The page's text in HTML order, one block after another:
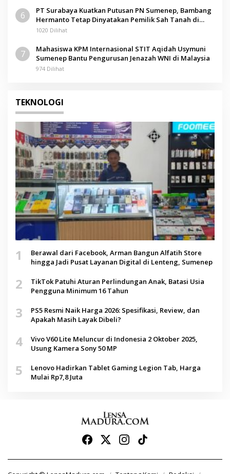
6
PT Surabaya Kuatkan Putusan PN Sumenep, Bambang
Hermanto Tetap Dinyatakan Pemilik Sah Tanah di
Pamolokan
1020 Dilihat
7
Mahasiswa KPM Internasional STIT Aqidah Usymuni
Sumenep Bantu Pengurusan Jenazah WNI di Malaysia
974 Dilihat
TEKNOLOGI
1
Berawal dari Facebook, Arman Bangun Alfatih Store
hingga Jadi Pusat Layanan Digital di Lenteng, Sumenep
2
TikTok Patuhi Aturan Perlindungan Anak, Batasi Usia
Pengguna Minimum 16 Tahun
3
PS5 Resmi Naik Harga 2026: Spesifikasi, Review, dan
Apakah Masih Layak Dibeli?
4
Vivo V60 Lite Meluncur di Indonesia 2 Oktober 2025,
Usung Kamera Sony 50 MP
5
Lenovo Hadirkan Tablet Gaming Legion Tab, Harga
Mulai Rp7,8 Juta